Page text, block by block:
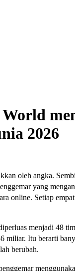
2026
oleh angka.
yang
online. Setiap
menjadi 48
miliar. Itu berarti
berubah.